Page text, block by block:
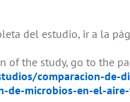
del estudio, ir a la
of the study, go to the
comparacion-de-
de-microbios-en-el-